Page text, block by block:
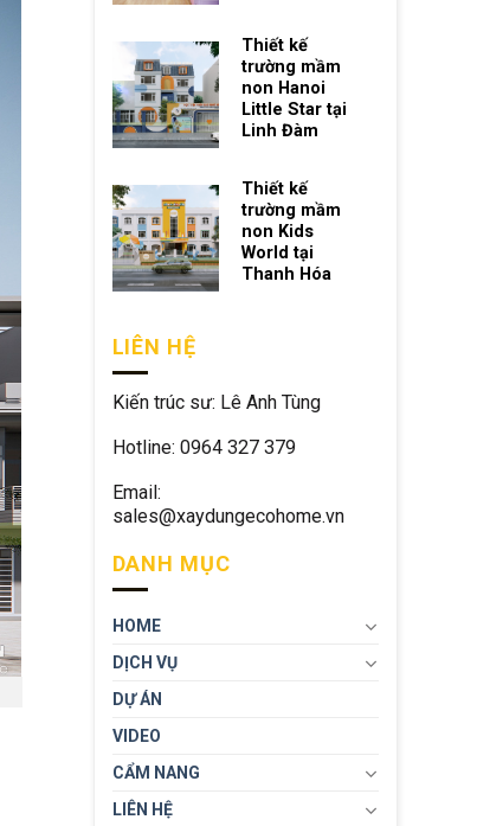
Thiết kế
trường mầm
non Hanoi
Little Star tại
Linh Đàm
Thiết kế
trường mầm
non Kids
World tại
Thanh Hóa
LIÊN HỆ
Kiến trúc sư: Lê Anh Tùng
Hotline: 0964 327 379
Email:
sales@xaydungecohome.vn
DANH MỤC
HOME
DỊCH VỤ
DỰ ÁN
VIDEO
CẨM NANG
LIÊN HỆ